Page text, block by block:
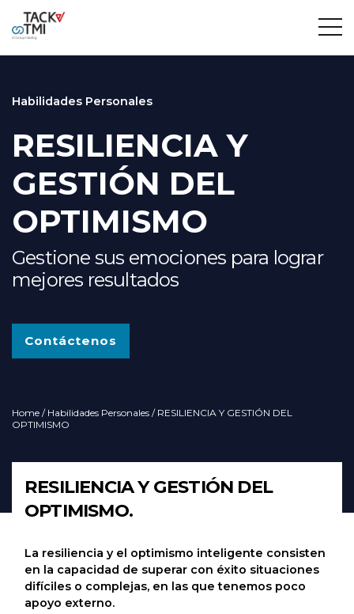
Habilidades Personales
RESILIENCIA Y
GESTIÓN DEL
OPTIMISMO
Gestione sus emociones para lograr
mejores resultados
Contáctenos
Home / Habilidades Personales / RESILIENCIA Y GESTIÓN DEL
OPTIMISMO
RESILIENCIA Y GESTIÓN DEL
OPTIMISMO.
La resiliencia y el optimismo inteligente consisten
en la capacidad de superar con éxito situaciones
difíciles o complejas, en las que tenemos poco
apoyo externo.